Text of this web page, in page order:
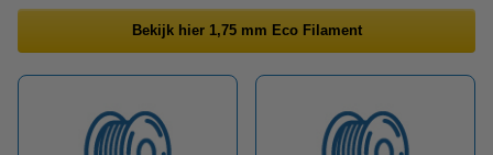
Bekijk hier 1,75 mm Eco Filament